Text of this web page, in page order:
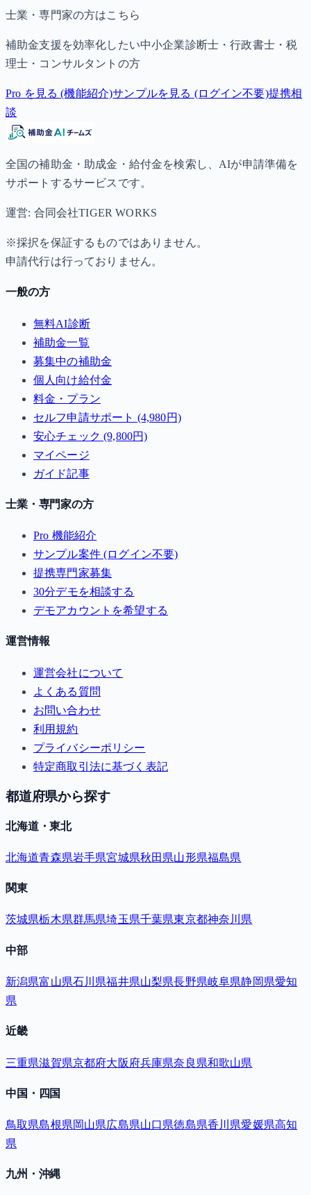
士業・専門家の方はこちら
補助金支援を効率化したい中小企業診断士・行政書士・税
理士・コンサルタントの方
Pro を見る (機能紹介)サンプルを見る (ログイン不要)提携相
談
全国の補助金・助成金・給付金を検索し、AIが申請準備を
サポートするサービスです。
運営: 合同会社TIGER WORKS
※採択を保証するものではありません。
申請代行は行っておりません。
一般の方
無料AI診断
補助金一覧
募集中の補助金
個人向け給付金
料金・プラン
セルフ申請サポート (4,980円)
安心チェック (9,800円)
マイページ
ガイド記事
士業・専門家の方
Pro 機能紹介
サンプル案件 (ログイン不要)
提携専門家募集
30分デモを相談する
デモアカウントを希望する
運営情報
運営会社について
よくある質問
お問い合わせ
利用規約
プライバシーポリシー
特定商取引法に基づく表記
都道府県から探す
北海道・東北
北海道青森県岩手県宮城県秋田県山形県福島県
関東
茨城県栃木県群馬県埼玉県千葉県東京都神奈川県
中部
新潟県富山県石川県福井県山梨県長野県岐阜県静岡県愛知
県
近畿
三重県滋賀県京都府大阪府兵庫県奈良県和歌山県
中国・四国
鳥取県島根県岡山県広島県山口県徳島県香川県愛媛県高知
県
九州・沖縄